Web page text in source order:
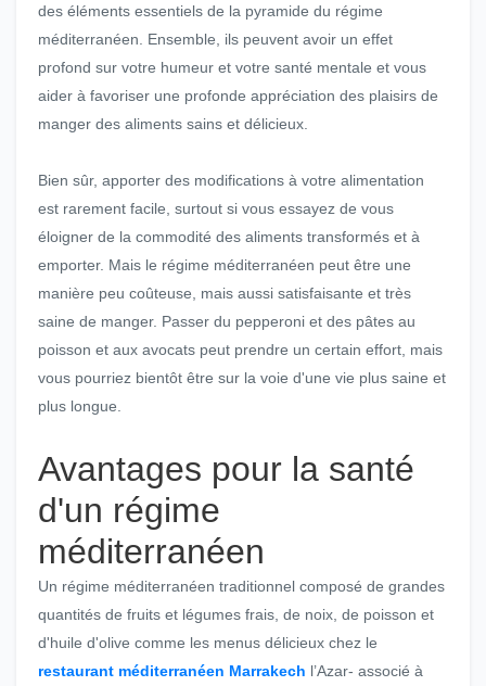
des éléments essentiels de la pyramide du régime
méditerranéen. Ensemble, ils peuvent avoir un effet
profond sur votre humeur et votre santé mentale et vous
aider à favoriser une profonde appréciation des plaisirs de
manger des aliments sains et délicieux.
Bien sûr, apporter des modifications à votre alimentation
est rarement facile, surtout si vous essayez de vous
éloigner de la commodité des aliments transformés et à
emporter. Mais le régime méditerranéen peut être une
manière peu coûteuse, mais aussi satisfaisante et très
saine de manger. Passer du pepperoni et des pâtes au
poisson et aux avocats peut prendre un certain effort, mais
vous pourriez bientôt être sur la voie d'une vie plus saine et
plus longue.
Avantages pour la santé
d'un régime
méditerranéen
Un régime méditerranéen traditionnel composé de grandes
quantités de fruits et légumes frais, de noix, de poisson et
d'huile d'olive comme les menus délicieux chez le
restaurant méditerranéen Marrakech l’Azar- associé à